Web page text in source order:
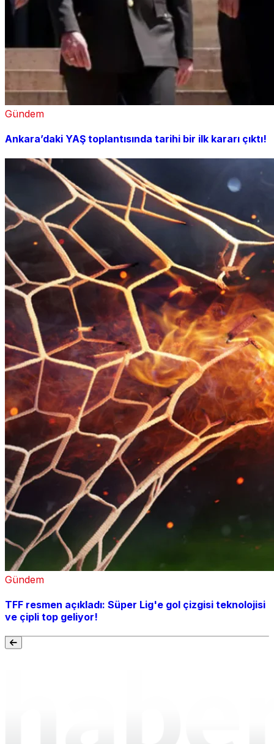
Gündem
Ankara’daki YAŞ toplantısında tarihi bir ilk kararı çıktı!
Gündem
TFF resmen açıkladı: Süper Lig'e gol çizgisi teknolojisi
ve çipli top geliyor!